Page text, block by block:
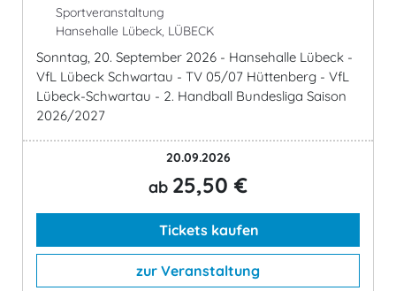
Sportveranstaltung
Hansehalle Lübeck, LÜBECK
Sonntag, 20. September 2026 - Hansehalle Lübeck -
VfL Lübeck Schwartau - TV 05/07 Hüttenberg - VfL
Lübeck-Schwartau - 2. Handball Bundesliga Saison
2026/2027
20.09.2026
ab 25,50 €
Tickets kaufen
zur Veranstaltung